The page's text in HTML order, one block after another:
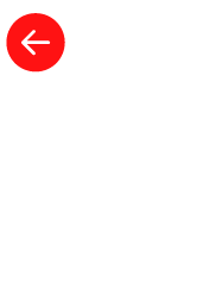
Previous